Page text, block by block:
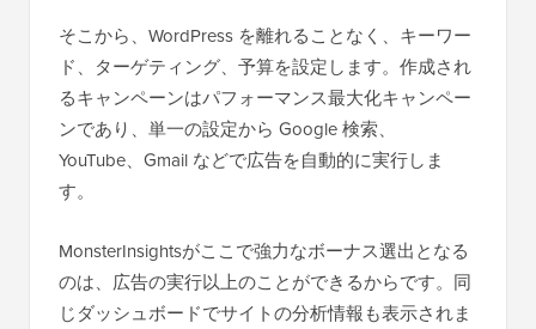
そこから、WordPress を離れることなく、キーワー
ド、ターゲティング、予算を設定します。作成され
るキャンペーンはパフォーマンス最大化キャンペー
ンであり、単一の設定から Google 検索、
YouTube、Gmail などで広告を自動的に実行しま
す。
MonsterInsightsがここで強力なボーナス選出となる
のは、広告の実行以上のことができるからです。同
じダッシュボードでサイトの分析情報も表示されま